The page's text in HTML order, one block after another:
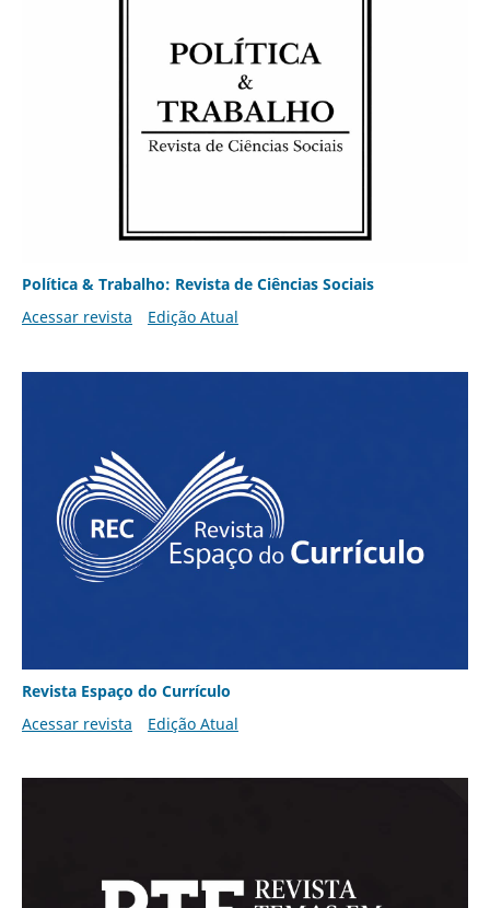
Política & Trabalho: Revista de Ciências Sociais
Acessar revista
Edição Atual
Revista Espaço do Currículo
Acessar revista
Edição Atual